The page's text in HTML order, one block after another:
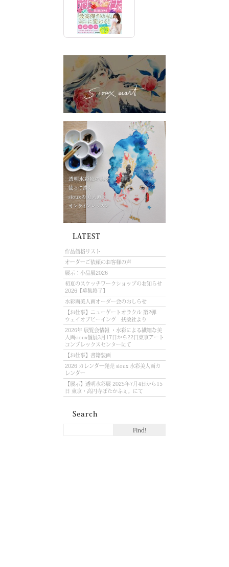
LATEST
作品価格リスト
オーダーご依頼のお客様の声
展示：小品展2026
初夏のスケッチワークショップのお知らせ
2026【募集終了】
水彩画美人画オーダー会のおしらせ
【お仕事】ニューゲートオラクル 第2弾
ウェイオブビーイング 扶桑社より
2026年 展覧会情報 ・水彩による繊細な美
人画sioux個展3月17日から22日東京アート
コンプレックスセンターにて
【お仕事】書籍装画
2026 カレンダー発売 sioux 水彩美人画カ
レンダー
【展示】透明水彩展 2025年7月4日から15
日 東京・高円寺ぽたかふぇ。にて
Search